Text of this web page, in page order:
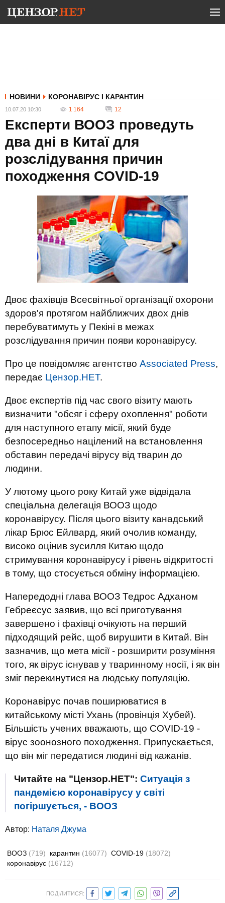
НОВИНИ КОРОНАВІРУС І КАРАНТИН
10.07.20 10:30 1 164 12
Експерти ВООЗ проведуть
два дні в Китаї для
розслідування причин
походження COVID-19
Двоє фахівців Всесвітньої організації охорони
здоров'я протягом найближчих двох днів
перебуватимуть у Пекіні в межах
розслідування причин появи коронавірусу.
Про це повідомляє агентство Associated Press,
передає Цензор.НЕТ.
Двоє експертів під час свого візиту мають
визначити "обсяг і сферу охоплення" роботи
для наступного етапу місії, який буде
безпосередньо націлений на встановлення
обставин передачі вірусу від тварин до
людини.
У лютому цього року Китай уже відвідала
спеціальна делегація ВООЗ щодо
коронавірусу. Після цього візиту канадський
лікар Брюс Ейлвард, який очолив команду,
високо оцінив зусилля Китаю щодо
стримування коронавірусу і рівень відкритості
в тому, що стосується обміну інформацією.
Напередодні глава ВООЗ Тедрос Адханом
Гебреєсус заявив, що всі приготування
завершено і фахівці очікують на перший
підходящий рейс, щоб вирушити в Китай. Він
зазначив, що мета місії - розширити розуміння
того, як вірус існував у тваринному носії, і як він
зміг перекинутися на людську популяцію.
Коронавірус почав поширюватися в
китайському місті Ухань (провінція Хубей).
Більшість учених вважають, що COVID-19 -
вірус зоонозного походження. Припускається,
що він міг передатися людині від кажанів.
Читайте на "Цензор.НЕТ": Ситуація з
пандемією коронавірусу у світі
погіршується, - ВООЗ
Автор: Наталя Джума
ВООЗ (719) карантин (16077) COVID-19 (18072)
коронавірус (16712)
ПОДІЛИТИСЯ: